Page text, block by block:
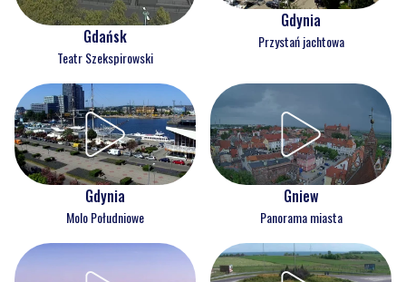
Gdańsk
Teatr Szekspirowski
Gdynia
Przystań jachtowa
Gdynia
Molo Południowe
Gniew
Panorama miasta